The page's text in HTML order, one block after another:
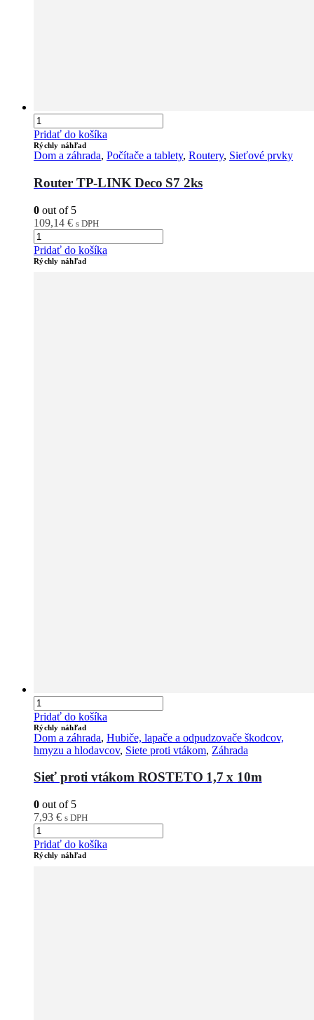
Pridať do košíka
Rýchly náhľad
Dom a záhrada, Počítače a tablety, Routery, Sieťové prvky
Router TP-LINK Deco S7 2ks
0 out of 5
109,14 € s DPH
Pridať do košíka
Rýchly náhľad
Pridať do košíka
Rýchly náhľad
Dom a záhrada, Hubiče, lapače a odpudzovače škodcov,
hmyzu a hlodavcov, Siete proti vtákom, Záhrada
Sieť proti vtákom ROSTETO 1,7 x 10m
0 out of 5
7,93 € s DPH
Pridať do košíka
Rýchly náhľad